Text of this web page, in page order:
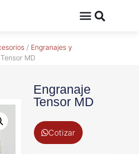
/ Engranajes y
MD
Engranaje
Tensor MD
Cotizar